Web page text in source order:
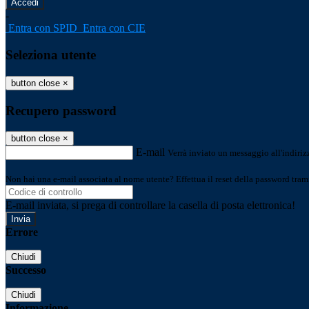
-
Entra con SPID Entra con CIE
Seleziona utente
button close ×
Recupero password
button close ×
E-mail Verrà inviato un messaggio
Non hai una e-mail associata al nome utente? Effettua il reset della password
E-mail inviata, si prega di controllare la casella di posta elettronica!
Errore
Chiudi
Successo
Chiudi